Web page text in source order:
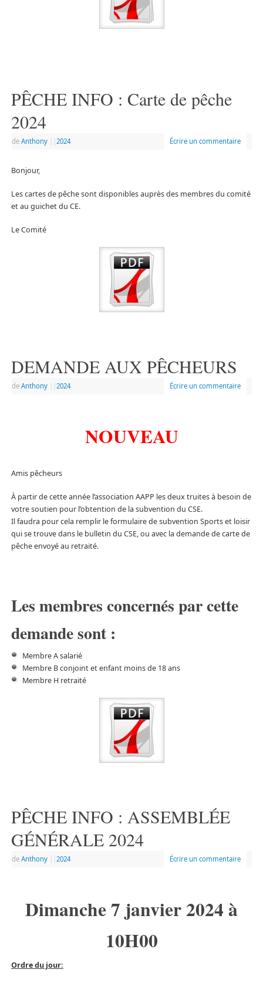
PÊCHE INFO : Carte de pêche
2024
de Anthony 2024 Écrire un commentaire
Bonjour,
Les cartes de pêche sont disponibles auprès des membres du comité
et au guichet du CE.
Le Comité
DEMANDE AUX PÊCHEURS
de Anthony 2024 Écrire un commentaire
NOUVEAU
Amis pêcheurs
À partir de cette année l’association AAPP les deux truites à besoin de
votre soutien pour l’obtention de la subvention du CSE.
Il faudra pour cela remplir le formulaire de subvention Sports et loisir
qui se trouve dans le bulletin du CSE, ou avec la demande de carte de
pêche envoyé au retraité.
Les membres concernés par cette
demande sont :
Membre A salarié
Membre B conjoint et enfant moins de 18 ans
Membre H retraité
PÊCHE INFO : ASSEMBLÉE
GÉNÉRALE 2024
de Anthony 2024 Écrire un commentaire
Dimanche 7 janvier 2024 à
10H00
Ordre du jour: